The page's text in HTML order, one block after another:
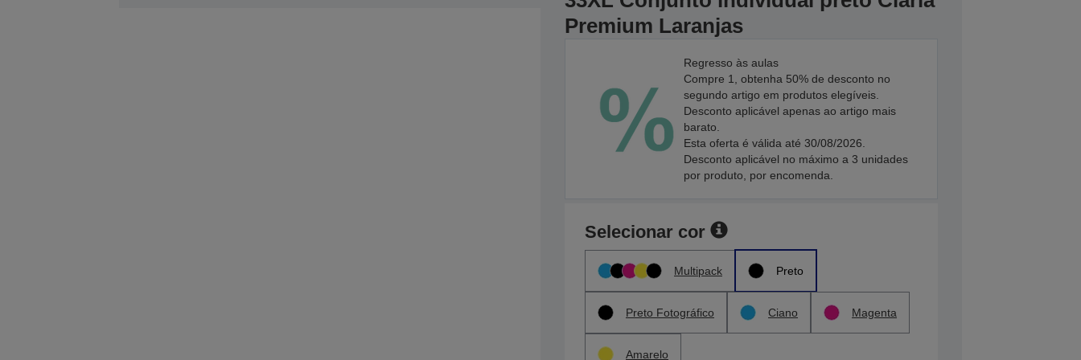
Premium Laranjas
Regresso às aulas
Compre 1, obtenha 50% de desconto no
segundo artigo em produtos elegíveis.
Desconto aplicável apenas ao artigo mais
barato.
Esta oferta é válida até 30/08/2026.
Desconto aplicável no máximo a 3 unidades
por produto, por encomenda.
Selecionar cor
Multipack Preto
Preto Fotográfico Ciano Magenta
Amarelo